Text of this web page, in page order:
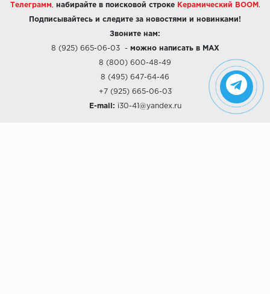
Телеграмм набирайте в поисковой строке Керамический BOOM .
Подписывайтесь и следите за новостями и новинками!
Звоните нам:
8 (925) 665-06-03- можно написать в MAX
8 (800) 600-48-49
8 (495) 647-64-46
+7 (925) 665-06-03
E-mail: i30-41@yandex.ru